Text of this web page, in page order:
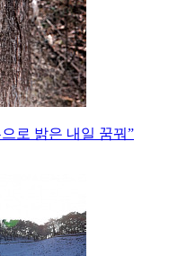
로 밝은 내일 꿈꿔”